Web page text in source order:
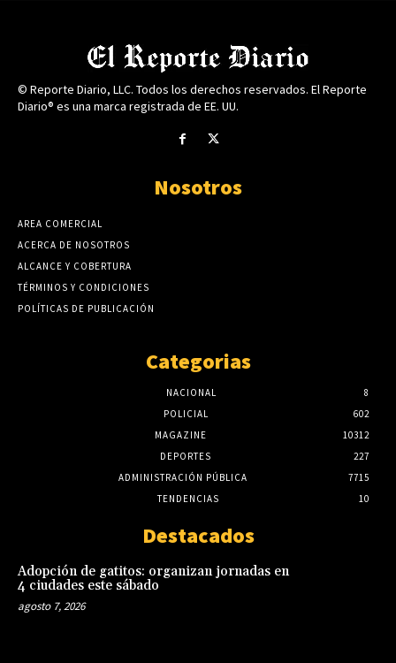
© Reporte Diario, LLC. Todos los derechos reservados. El Reporte
Diario® es una marca registrada de EE. UU.
Nosotros
AREA COMERCIAL
ACERCA DE NOSOTROS
ALCANCE Y COBERTURA
TÉRMINOS Y CONDICIONES
POLÍTICAS DE PUBLICACIÓN
Categorias
NACIONAL
8
POLICIAL
602
MAGAZINE
10312
DEPORTES
227
ADMINISTRACIÓN PÚBLICA
7715
TENDENCIAS
10
Destacados
Adopción de gatitos: organizan jornadas en
4 ciudades este sábado
agosto 7, 2026